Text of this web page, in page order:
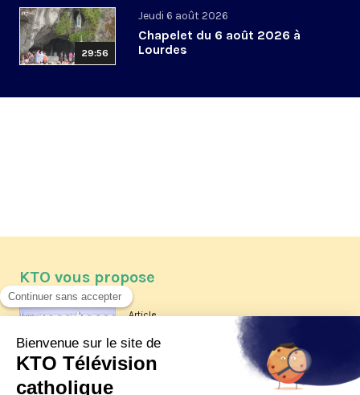
29:56
Jeudi 6 août 2026
Chapelet du 6 août 2026 à
Lourdes
KTO vous propose
Article
Les reportages d'été 2026 de KTO